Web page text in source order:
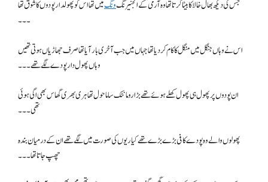
جس کی دیکھ بھال خالا کا بیٹا کرتا تھا وہ آرمی کے انجنیرنگونگمیں تھا اس کو پھولدار پودوں کا شوق تھا
۔۔۔
اس نے وہاں جنگل میں منگل کا کام کر دیا تھا جہاں میں جب آخری بار آیا تھا صرف جھاڑیاں ہوتی تھیں
وہاں پھول دار پودے لگے تھے ۔۔۔
ان پودوں پر پھول ہی پھول کھلے ہوئے تھے بڑا رومانٹک سا ماحول تھا ہری بھری گھاس بھی اگی ہوئی
تھی۔۔۔
پھولوں والے وہ پودے کافی بڑے بڑے تھے کیاریوں کی صورت میں لگے تھے ان کے درمیان بندہ
چھپ جاتا تھا۔۔۔